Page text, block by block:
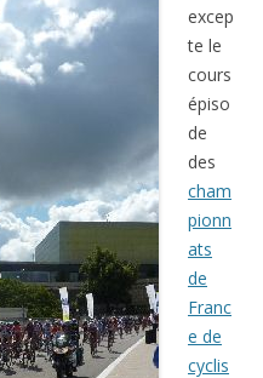
excep
te le
cours
épiso
de
des
cham
pionn
ats
de
Franc
e de
cyclis